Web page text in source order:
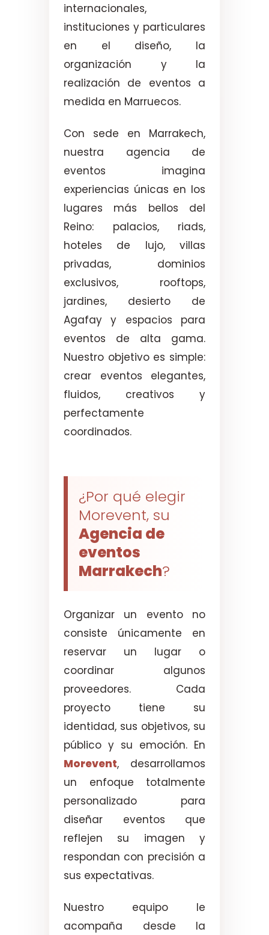
internacionales,
instituciones y particulares
en el diseño, la
organización y la
realización de eventos a
medida en Marruecos.
Con sede en Marrakech,
nuestra agencia de
eventos imagina
experiencias únicas en los
lugares más bellos del
Reino: palacios, riads,
hoteles de lujo, villas
privadas, dominios
exclusivos, rooftops,
jardines, desierto de
Agafay y espacios para
eventos de alta gama.
Nuestro objetivo es simple:
crear eventos elegantes,
fluidos, creativos y
perfectamente
coordinados.
¿Por qué elegir
Morevent, su
Agencia de
eventos
Marrakech?
Organizar un evento no
consiste únicamente en
reservar un lugar o
coordinar algunos
proveedores. Cada
proyecto tiene su
identidad, sus objetivos, su
público y su emoción. En
Morevent, desarrollamos
un enfoque totalmente
personalizado para
diseñar eventos que
reflejen su imagen y
respondan con precisión a
sus expectativas.
Nuestro equipo le
acompaña desde la